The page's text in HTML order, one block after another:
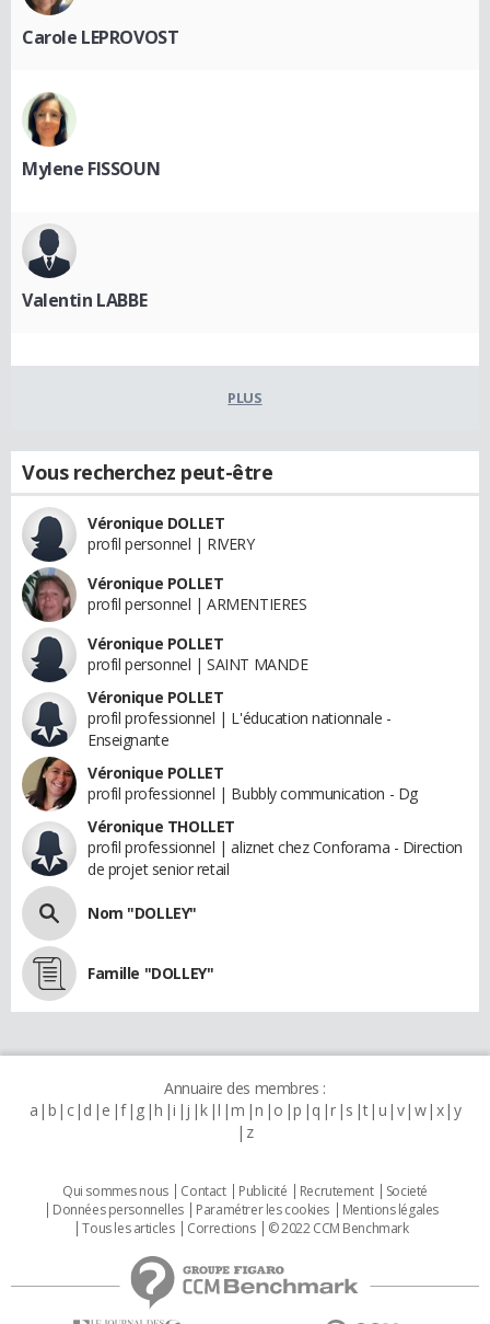
Carole LEPROVOST
Mylene FISSOUN
Valentin LABBE
PLUS
Vous recherchez peut-être
Véronique DOLLET
profil personnel | RIVERY
Véronique POLLET
profil personnel | ARMENTIERES
Véronique POLLET
profil personnel | SAINT MANDE
Véronique POLLET
profil professionnel | L'éducation nationnale -
Enseignante
Véronique POLLET
profil professionnel | Bubbly communication - Dg
Véronique THOLLET
profil professionnel | aliznet chez Conforama - Direction
de projet senior retail
Nom "DOLLEY"
Famille "DOLLEY"
Annuaire des membres :
a b c d e f g h i j k l m n o p q r s t u v w x y
z
Qui sommes nous Contact Publicité Recrutement
Societé
Données personnelles
Paramétrer les cookies
Mentions légales
Tous les articles
Corrections © 2022 CCM Benchmark